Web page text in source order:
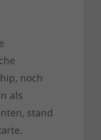
noch
als
stand